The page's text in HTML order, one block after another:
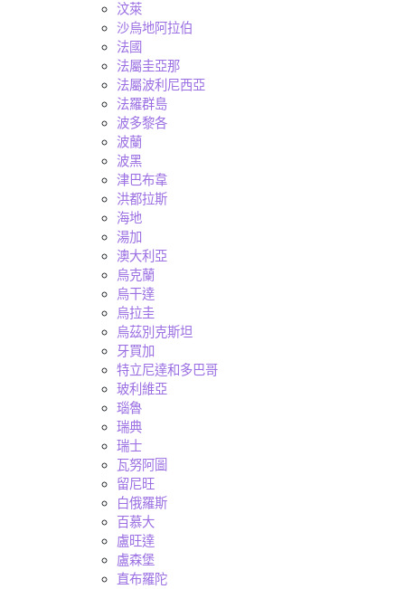
汶萊
沙烏地阿拉伯
法國
法屬圭亞那
法屬波利尼西亞
法羅群島
波多黎各
波蘭
波黑
津巴布韋
洪都拉斯
海地
湯加
澳大利亞
烏克蘭
烏干達
烏拉圭
烏茲別克斯坦
牙買加
特立尼達和多巴哥
玻利維亞
瑙魯
瑞典
瑞士
瓦努阿圖
留尼旺
白俄羅斯
百慕大
盧旺達
盧森堡
直布羅陀